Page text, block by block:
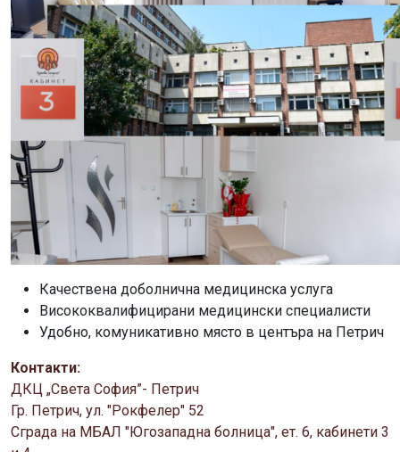
Качествена доболнична медицинска услуга
Висококвалифицирани медицински специалисти
Удобно, комуникативно място в центъра на Петрич
Контакти:
ДКЦ „Света София”- Петрич
Гр. Петрич, ул. "Рокфелер" 52
Сграда на МБАЛ "Югозападна болница", ет. 6, кабинети 3